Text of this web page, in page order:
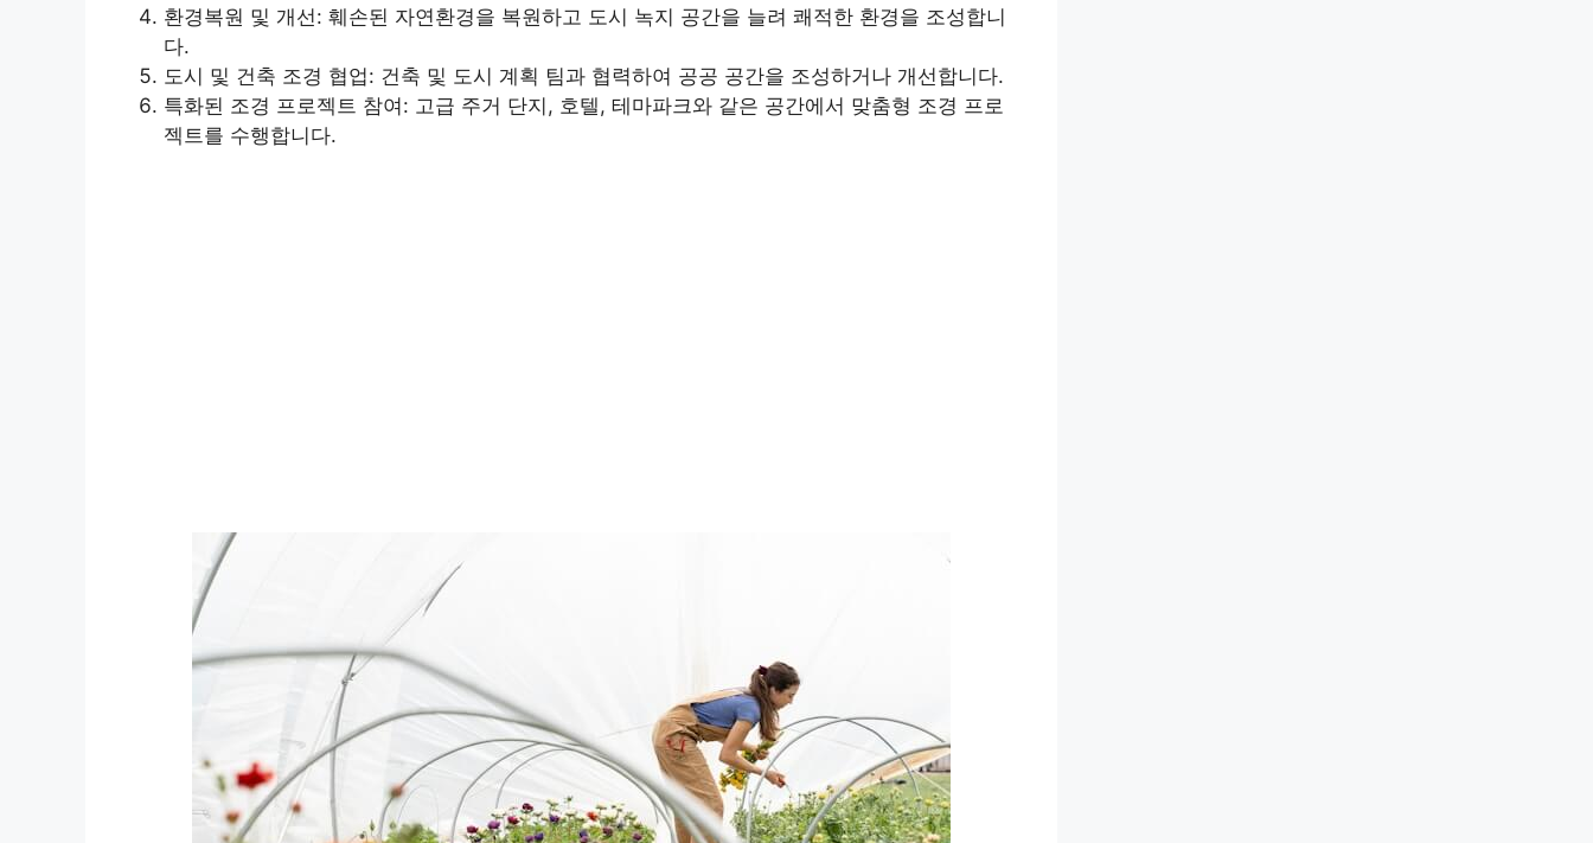
환경복원 및 개선: 훼손된 자연환경을 복원하고 도시 녹지 공간을 늘려 쾌적한 환경을 조성합니
다.
도시 및 건축 조경 협업: 건축 및 도시 계획 팀과 협력하여 공공 공간을 조성하거나 개선합니다.
특화된 조경 프로젝트 참여: 고급 주거 단지, 호텔, 테마파크와 같은 공간에서 맞춤형 조경 프로
젝트를 수행합니다.